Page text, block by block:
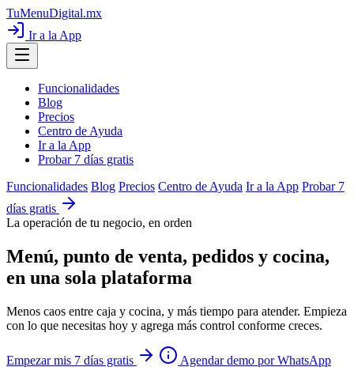
TuMenuDigital.mx
Ir a la App
Funcionalidades
Blog
Precios
Centro de Ayuda
Ir a la App
Probar 7 días gratis
Funcionalidades Blog Precios Centro de Ayuda Ir a la App Probar 7
días gratis
La operación de tu negocio, en orden
Menú, punto de venta, pedidos y cocina,
en una sola plataforma
Menos caos entre caja y cocina, y más tiempo para atender. Empieza
con lo que necesitas hoy y agrega más control conforme creces.
Empezar mis 7 días gratis Agendar demo por WhatsApp